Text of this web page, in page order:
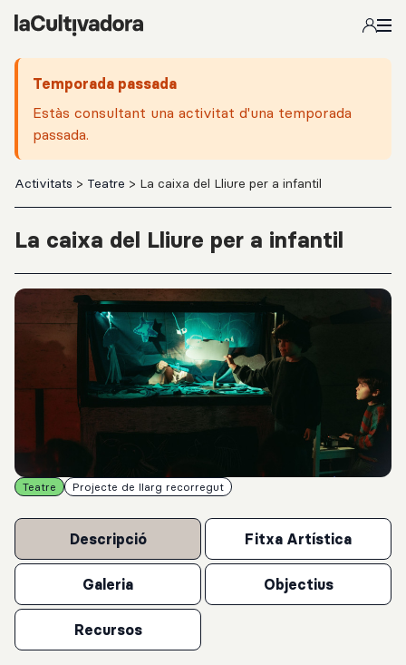
Salta al contingut principal
Temporada passada
Estàs consultant una activitat d'una temporada
passada.
Activitats > Teatre > La caixa del Lliure per a infantil
La caixa del Lliure per a infantil
Teatre Projecte de llarg recorregut
Descripció Fitxa Artística
Galeria Objectius
Recursos